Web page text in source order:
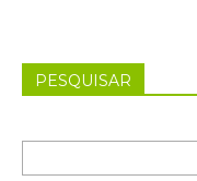
PESQUISAR